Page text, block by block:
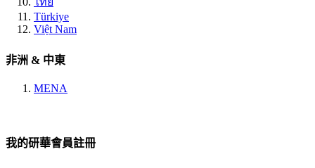
Türkiye
Việt Nam
非洲 & 中東
MENA
我的研華會員註冊